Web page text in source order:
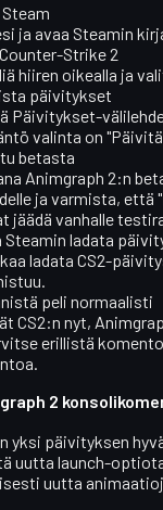
Steam
ja avaa Steamin
Strike 2
hiiren oikealla ja
päivitykset
Päivitykset-
valinta on
betasta
Animgraph 2:n
ja varmista, että
jäädä vanhalle
Steamin ladata
ladata CS2-
peli normaalisti
CS2:n nyt,
erillistä
2
yksi päivityksen
uutta launch-
uutta